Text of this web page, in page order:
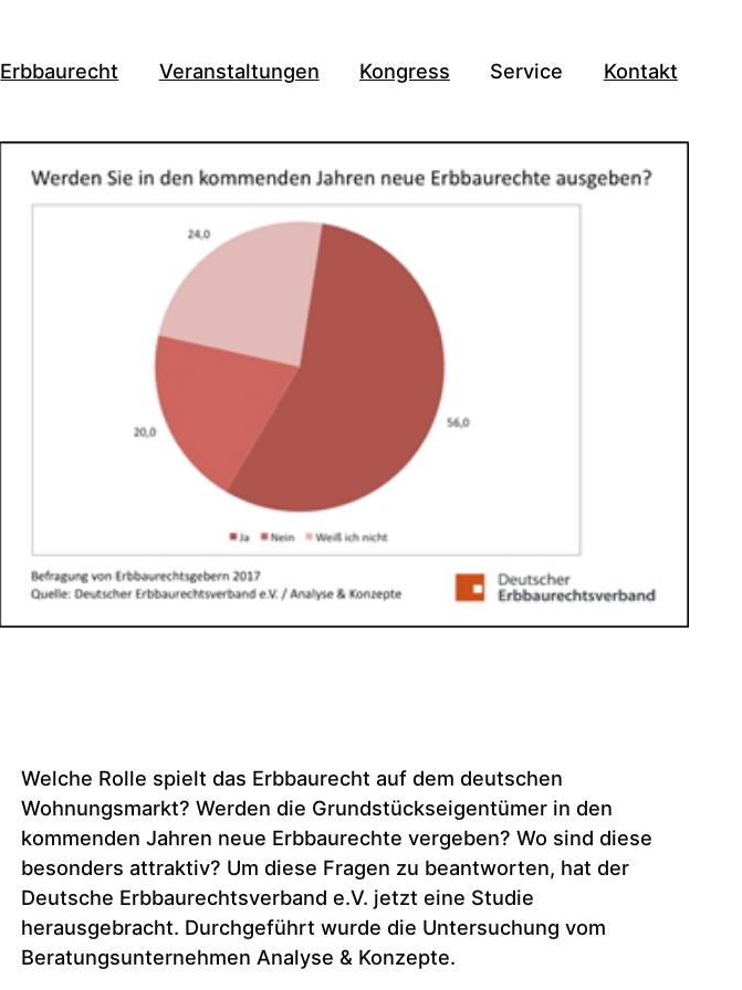
Erbbaurecht Veranstaltungen Kongress Service Kontakt
Welche Rolle spielt das Erbbaurecht auf dem deutschen
Wohnungsmarkt? Werden die Grundstückseigentümer in den
kommenden Jahren neue Erbbaurechte vergeben? Wo sind diese
besonders attraktiv? Um diese Fragen zu beantworten, hat der
Deutsche Erbbaurechtsverband e.V. jetzt eine Studie
herausgebracht. Durchgeführt wurde die Untersuchung vom
Beratungsunternehmen Analyse & Konzepte.